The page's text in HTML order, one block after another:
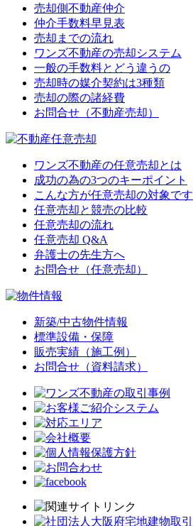
売却側不動産仲介
仲介手数料早見表
売却までの流れ
ワンズ不動産の売却システム
一般の手数料とどう違うの
売却時の媒介契約は3種類
売却の際の諸経費
お問合せ（不動産売却）
ワンズ不動産の任意売却とは
成功の為の3つのキーポイント
こんな方が任意売却の対象です
任意売却と競売の比較
任意売却の流れ
任意売却 Q&A
弁護士の先生方へ
お問合せ（任意売却）
新築/中古物件情報
標準設備・保障
販売実績（施工例）
お問合せ（資料請求）